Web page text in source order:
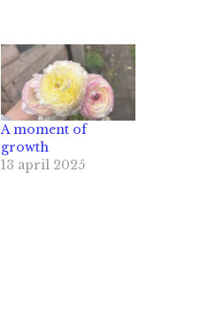
A moment of
growth
13 april 2025